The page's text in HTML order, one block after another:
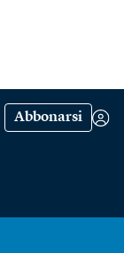
Abbonarsi